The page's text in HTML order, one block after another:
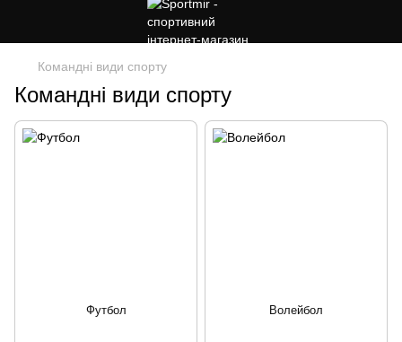
Командні види спорту
Командні види спорту
Футбол Волейбол